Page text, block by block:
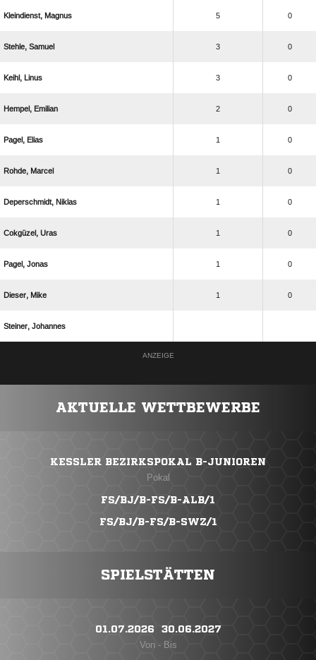
  5 0
  3 0
  3 0
  2 0
  1 0
  1 0
  1 0
  1 0
  1 0
  1 0
 
ANZEIGE
AKTUELLE WETTBEWERBE
KESSLER BEZIRKSPOKAL B-JUNIOREN
Pokal
FS/BJ/B-FS/B-ALB/1
FS/BJ/B-FS/B-SWZ/1
SPIELSTÄTTEN
01.07.2026 ​ 30.06.2027
Von - Bis